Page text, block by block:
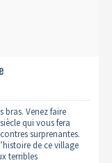
bras. Venez faire
qui vous fera
surprenantes.
de ce village
terribles